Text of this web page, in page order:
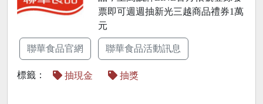
票即可週週抽新光三越商品禮券1萬
元
聯華食品官網 聯華食品活動訊息
標籤： 抽現金 抽獎